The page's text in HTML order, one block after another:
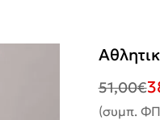
51,00€
(συμπ.